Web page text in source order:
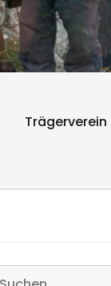
Trägerverein
Suchen